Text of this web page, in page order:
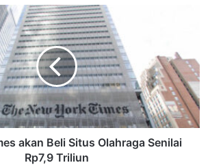
akan Beli Situs Olahraga Senilai
Rp7,9 Triliun